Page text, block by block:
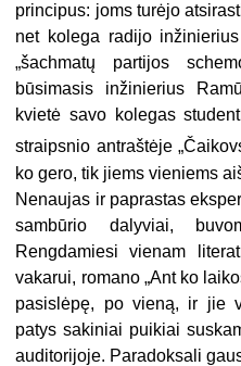
principus: joms turėjo
net kolega radijo
„šachmatų partijos
būsimasis inžinierius
kvietė savo kolegas
straipsnio antraštėje
ko gero, tik jiems vieniems
Nenaujas ir paprastas
sambūrio dalyviai,
Rengdamiesi vienam
vakarui, romano „Ant ko
pasislėpę, po vieną, ir jie
patys sakiniai puikiai
auditorijoje. Paradoksali